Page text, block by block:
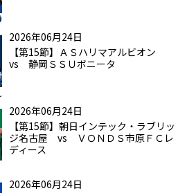
2026年06月24日
【第15節】ＡＳハリマアルビオン
vs 静岡ＳＳＵボニータ
2026年06月24日
【第15節】朝日インテック・ラブリッ
ジ名古屋 vs ＶＯＮＤＳ市原ＦＣレ
ディース
2026年06月24日